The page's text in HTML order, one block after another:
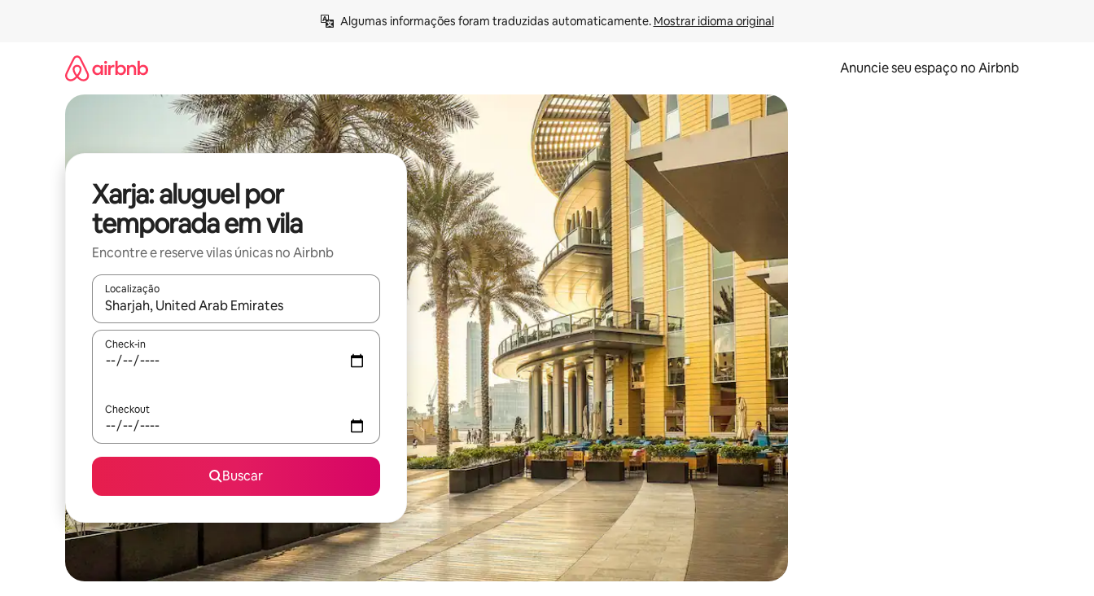
Algumas informações foram traduzidas automaticamente. Mostrar idioma original
Anuncie seu espaço no Airbnb
Xarja: aluguel por
temporada em vila
Encontre e reserve vilas únicas no Airbnb
Localização
Quando os resultados estiverem disponíveis, explore-os usando as seta para cima e para baixo do teclado ou tocando e deslizando o dedo na tela.
Check-in
Checkout
Buscar